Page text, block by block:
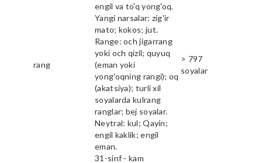
rang
engil va to'q yong'oq.
Yangi narsalar: zig'ir
mato; kokos; jut.
Range: och jigarrang
yoki och qizil; quyuq
(eman yoki
yong'oqning rangi); oq
(akatsiya); turli xil
soyalarda kulrang
ranglar; bej soyalar.
Neytral: kul; Qayin;
engil kaklik; engil
eman.
> 797
soyalar
31-sinf - kam